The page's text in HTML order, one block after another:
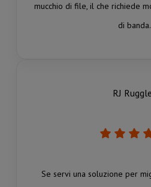
mucchio di file, il che richiede
di banda.
RJ
Se servi una soluzione per